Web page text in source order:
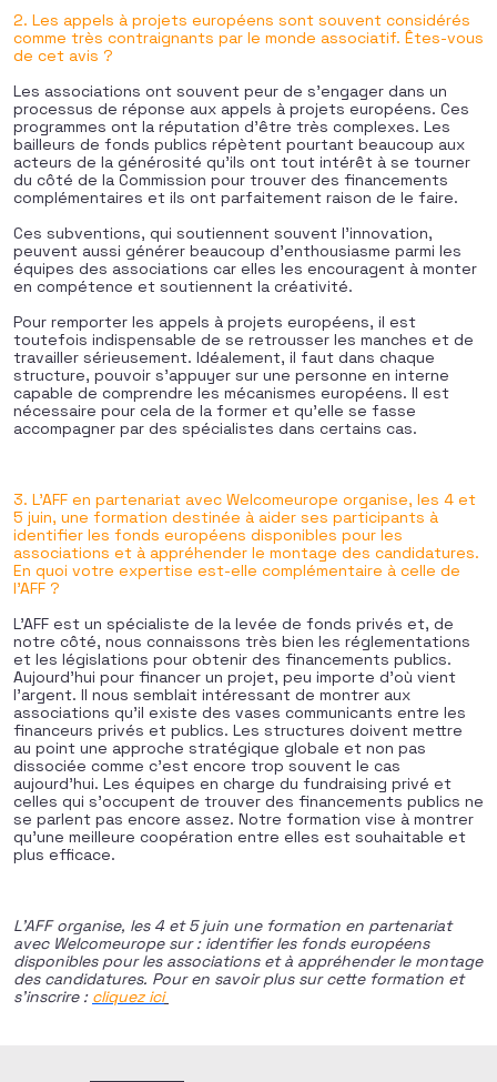
2. Les appels à projets européens sont souvent considérés
comme très contraignants par le monde associatif. Êtes-vous
de cet avis ?
Les associations ont souvent peur de s’engager dans un
processus de réponse aux appels à projets européens. Ces
programmes ont la réputation d’être très complexes. Les
bailleurs de fonds publics répètent pourtant beaucoup aux
acteurs de la générosité qu’ils ont tout intérêt à se tourner
du côté de la Commission pour trouver des financements
complémentaires et ils ont parfaitement raison de le faire.
Ces subventions, qui soutiennent souvent l’innovation,
peuvent aussi générer beaucoup d’enthousiasme parmi les
équipes des associations car elles les encouragent à monter
en compétence et soutiennent la créativité.
Pour remporter les appels à projets européens, il est
toutefois indispensable de se retrousser les manches et de
travailler sérieusement. Idéalement, il faut dans chaque
structure, pouvoir s’appuyer sur une personne en interne
capable de comprendre les mécanismes européens. Il est
nécessaire pour cela de la former et qu’elle se fasse
accompagner par des spécialistes dans certains cas.
3. L’AFF en partenariat avec Welcomeurope organise, les 4 et
5 juin, une formation destinée à aider ses participants à
identifier les fonds européens disponibles pour les
associations et à appréhender le montage des candidatures.
En quoi votre expertise est-elle complémentaire à celle de
l’AFF ?
L’AFF est un spécialiste de la levée de fonds privés et, de
notre côté, nous connaissons très bien les réglementations
et les législations pour obtenir des financements publics.
Aujourd’hui pour financer un projet, peu importe d’où vient
l’argent. Il nous semblait intéressant de montrer aux
associations qu’il existe des vases communicants entre les
financeurs privés et publics. Les structures doivent mettre
au point une approche stratégique globale et non pas
dissociée comme c’est encore trop souvent le cas
aujourd’hui. Les équipes en charge du fundraising privé et
celles qui s’occupent de trouver des financements publics ne
se parlent pas encore assez. Notre formation vise à montrer
qu’une meilleure coopération entre elles est souhaitable et
plus efficace.
L’AFF organise, les 4 et 5 juin une formation en partenariat
avec Welcomeuropesur : identifier les fonds européens
disponibles pour les associations et à appréhender le montage
des candidatures. Pour en savoir plus sur cette formation et
s’inscrire : cliquez ici